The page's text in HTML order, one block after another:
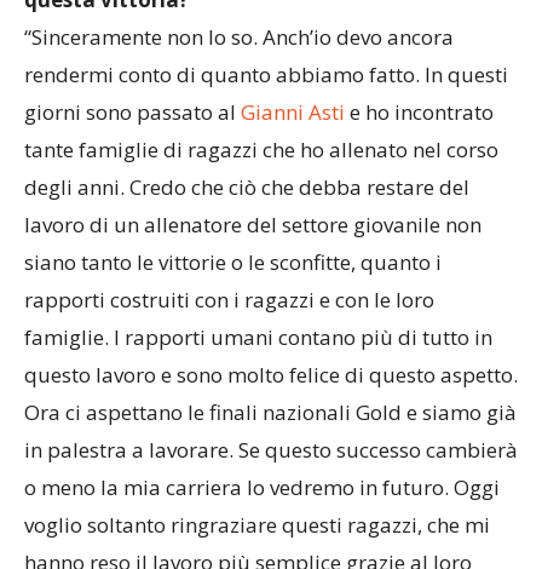
questa vittoria?
rendermi conto di quanto abbiamo fatto. In questi
giorni sono passato al
tante famiglie di ragazzi che ho allenato nel corso
degli anni. Credo che ciò che debba restare del
lavoro di un allenatore del settore giovanile non
siano tanto le vittorie o le sconfitte, quanto i
rapporti costruiti con i ragazzi e con le loro
famiglie. I rapporti umani contano più di tutto in
questo lavoro e sono molto felice di questo aspetto.
Ora ci aspettano le finali nazionali Gold e siamo già
in palestra a lavorare. Se questo successo cambierà
o meno la mia carriera lo vedremo in futuro. Oggi
voglio soltanto ringraziare questi ragazzi, che mi